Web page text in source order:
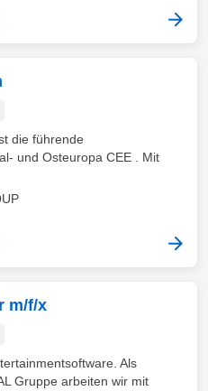
die führende
und Osteuropa CEE . Mit
m/f/x
Als
Gruppe arbeiten wir mit